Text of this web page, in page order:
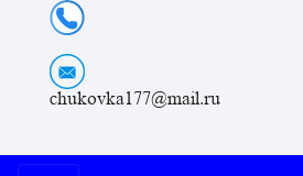
chukovka177@mail.ru